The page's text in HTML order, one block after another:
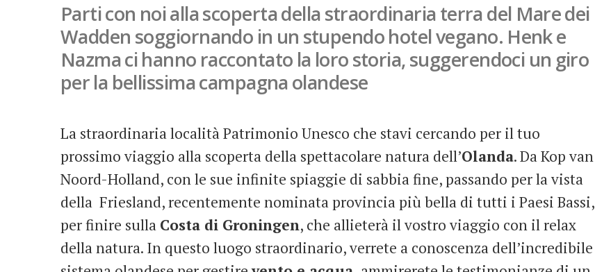
Parti con noi alla scoperta della straordinaria terra del Mare dei
Wadden soggiornando in un stupendo hotel vegano. Henk e
Nazma ci hanno raccontato la loro storia, suggerendoci un giro
per la bellissima campagna olandese
La straordinaria località Patrimonio Unesco che stavi cercando per il tuo
prossimo viaggio alla scoperta della spettacolare natura dell’Olanda. Da Kop van
Noord-Holland, con le sue infinite spiaggie di sabbia fine, passando per la vista
della Friesland, recentemente nominata provincia più bella di tutti i Paesi Bassi,
per finire sulla Costa di Groningen, che allieterà il vostro viaggio con il relax
della natura. In questo luogo straordinario, verrete a conoscenza dell’incredibile